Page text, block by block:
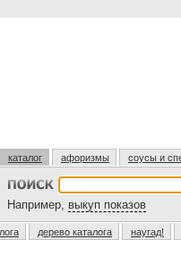
каталог афоризмы соусы и
Например, выкуп показов
дерево каталога наугад!